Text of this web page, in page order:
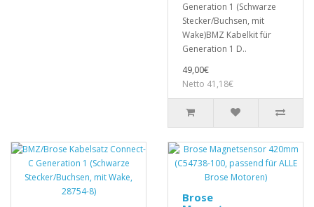
Generation 1 (Schwarze
Stecker/Buchsen, mit
Wake)BMZ Kabelkit für
Generation 1 D..
49,00€
Netto 41,18€
Brose